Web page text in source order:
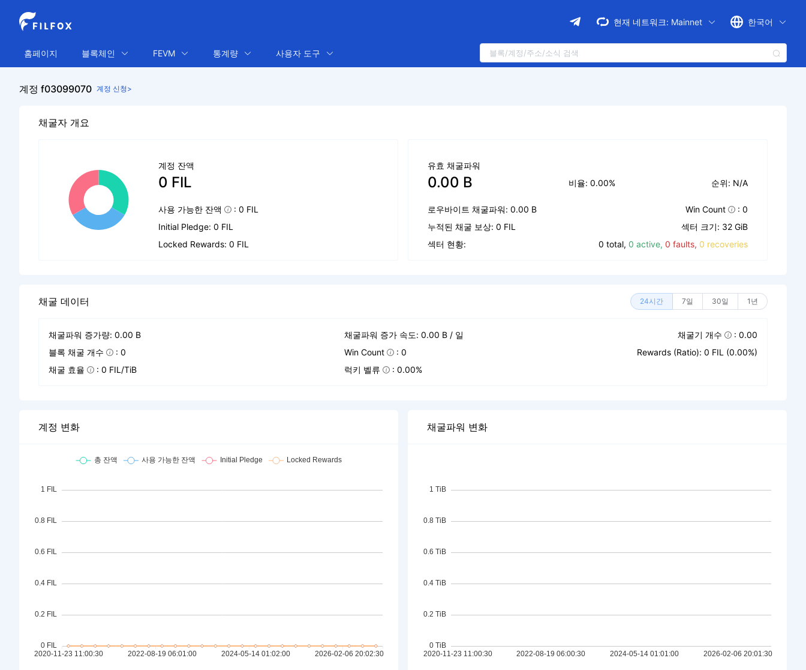
현재 네트워크: Mainnet 한국어
홈페이지 블록체인 FEVM 통계량 사용자 도구
계정 f03099070 계정 신청>
채굴자 개요
계정 잔액
0 FIL
사용 가능한 잔액
: 0 FIL
Initial Pledge: 0 FIL
Locked Rewards: 0 FIL
유효 채굴파워
0.00 B 비율: 0.00% 순위: N/A
로우바이트 채굴파워: 0.00 B Win Count
: 0
누적된 채굴 보상: 0 FIL
섹터 크기: 32 GiB
섹터 현황:
0 total, 0 active, 0 faults, 0 recoveries
채굴 데이터 24시간 7일 30일 1년
채굴파워 증가량: 0.00 B 채굴파워 증가 속도: 0.00 B / 일 채굴기 개수
: 0.00
블록 채굴 개수
: 0 Win Count : 0
Rewards (Ratio): 0 FIL (0.00%)
채굴 효율
: 0 FIL/TiB 럭키 벨류 : 0.00%
계정 변화 채굴파워 변화